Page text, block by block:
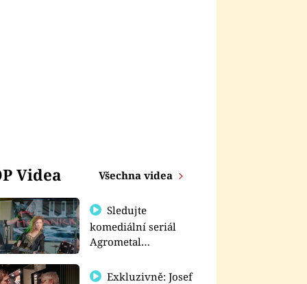
Videa Všechna videa
Sledujte
komediální seriál
Agrometal
prima+
Exkluzivně: Josef